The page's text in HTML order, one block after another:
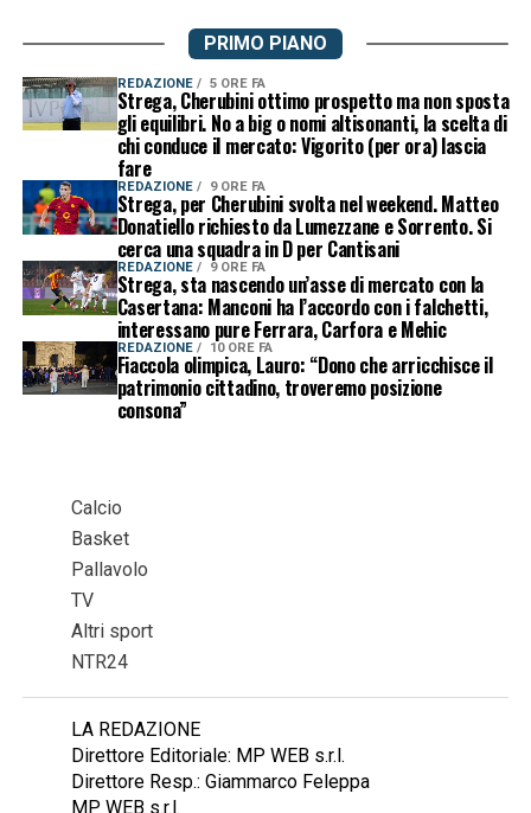
PRIMO PIANO
REDAZIONE 5 ORE FA
Strega, Cherubini ottimo prospetto ma non sposta
gli equilibri. No a big o nomi altisonanti, la scelta di
chi conduce il mercato: Vigorito (per ora) lascia
fare
REDAZIONE 9 ORE FA
Strega, per Cherubini svolta nel weekend. Matteo
Donatiello richiesto da Lumezzane e Sorrento. Si
cerca una squadra in D per Cantisani
REDAZIONE 9 ORE FA
Strega, sta nascendo un’asse di mercato con la
Casertana: Manconi ha l’accordo con i falchetti,
interessano pure Ferrara, Carfora e Mehic
REDAZIONE 10 ORE FA
Fiaccola olimpica, Lauro: “Dono che arricchisce il
patrimonio cittadino, troveremo posizione
consona”
Calcio
Basket
Pallavolo
TV
Altri sport
NTR24
LA REDAZIONE
Direttore Editoriale: MP WEB s.r.l.
Direttore Resp.: Giammarco Feleppa
MP WEB s.r.l.